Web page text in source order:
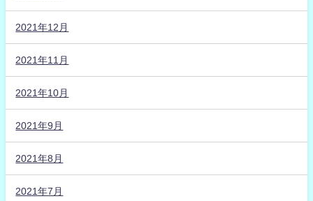
2021年12月
2021年11月
2021年10月
2021年9月
2021年8月
2021年7月